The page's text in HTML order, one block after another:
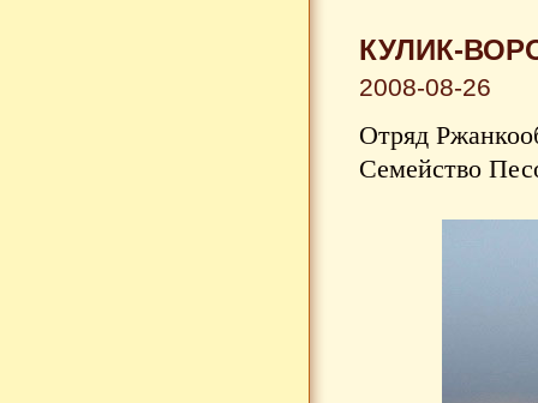
КУЛИК-
2008-08-26
Отряд
Семейство